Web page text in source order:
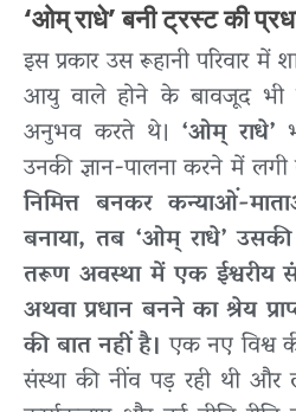
‘ओम् राधे’ बनी ट्रस्ट की
इस प्रकार उस रूहानी परिवार में
आयु वाले होने के बावजूद भी
अनुभव करते थे।‘ओम् राधे’
उनकी ज्ञान-पालना करने में
निमित्त बनकर कन्याओं-
बनाया, तब ‘ओम् राधे’ उसकी
तरूण अवस्था में एक ईश्वरीय
अथवा प्रधान बनने का श्रेय
की बात नहीं है। एक नए विश्व
संस्था की नींव पड़ रही थी